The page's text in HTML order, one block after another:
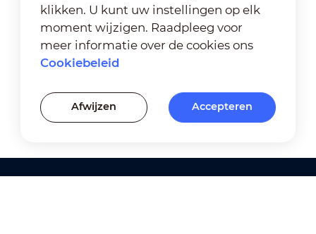
klikken. U kunt uw instellingen op elk
moment wijzigen. Raadpleeg voor
meer informatie over de cookies ons
Cookiebeleid
Afwijzen Accepteren